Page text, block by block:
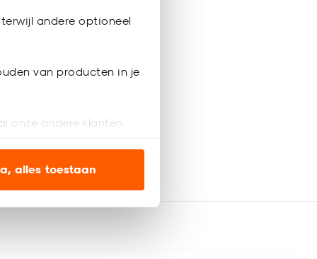
andere optioneel
van producten in je
onze andere klanten.
om alleen de
alles toestaan